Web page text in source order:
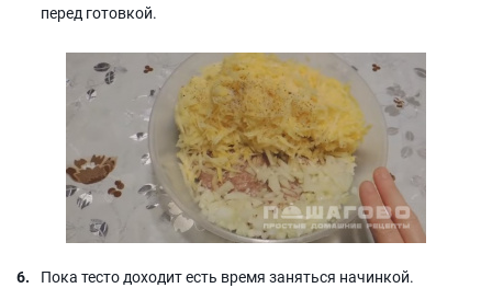
перед готовкой.
Пока тесто доходит есть время заняться начинкой.